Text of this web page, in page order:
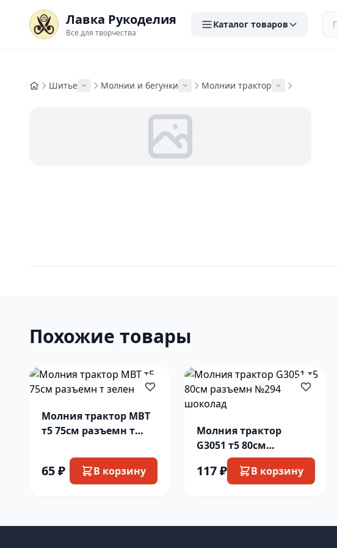
Лавка Рукоделия
Всё для творчества
Каталог товаров
Шитье Молнии и бегунки Молнии трактор
Похожие товары
Молния трактор MBT
т5 75см разъемн т
65 ₽ В корзину
Молния трактор
G3051 т5 80см
разъемн №294
шоколад
117 ₽ В корзину